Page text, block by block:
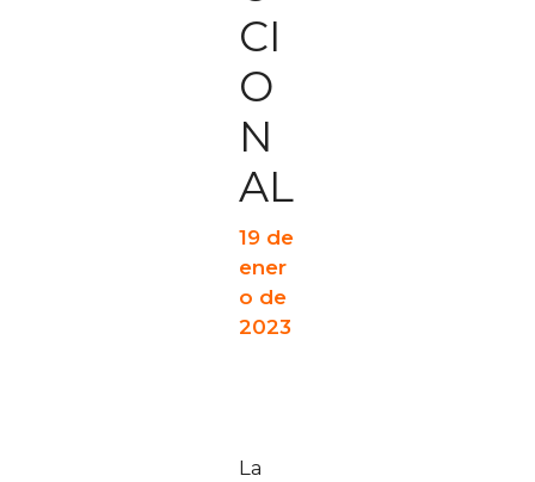
CI
O
N
AL
19 de
ener
o de
2023
La